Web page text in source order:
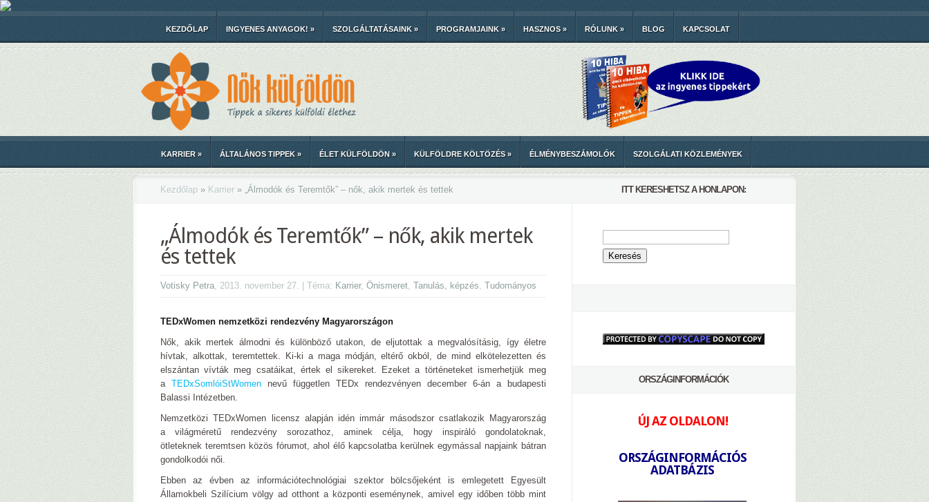
KEZDŐLAP INGYENES ANYAGOK! » SZOLGÁLTATÁSAINK » PROGRAMJAINK » HASZNOS» RÓLUNK » BLOG KAPCSOLAT
KARRIER» ÁLTALÁNOS TIPPEK » ÉLET KÜLFÖLDÖN » KÜLFÖLDRE KÖLTÖZÉS» ÉLMÉNYBESZÁMOLÓK SZOLGÁLATI KÖZLEMÉNYEK
Kezdőlap » Karrier » „Álmodók és Teremtők” – nők, akik mertek és tettek
„Álmodók és Teremtők” – nők, akik mertek
és tettek
Votisky Petra, 2013. november 27. | Téma: Karrier, Önismeret, Tanulás, képzés, Tudományos
TEDxWomen nemzetközi rendezvény Magyarországon
Nők, akik mertek álmodni és különböző utakon, de eljutottak a megvalósításig, így életre
hívtak, alkottak, teremtettek. Ki-ki a maga módján, eltérő okból, de mind elkötelezetten és
elszántan vívták meg csatáikat, értek el sikereket. Ezeket a történeteket ismerhetjük meg
a TEDxSomlóiStWomen nevű független TEDx rendezvényen december 6-án a budapesti
Balassi Intézetben.
Nemzetközi TEDxWomen licensz alapján idén immár másodszor csatlakozik Magyarország
a világméretű rendezvény sorozathoz, aminek célja, hogy inspiráló gondolatoknak,
ötleteknek teremtsen közös fórumot, ahol élő kapcsolatba kerülnek egymással napjaink bátran
gondolkodói női.
Ebben az évben az információtechnológiai szektor bölcsőjeként is emlegetett Egyesült
Államokbeli Szilícium völgy ad otthont a központi eseménynek, amivel egy időben több mint
ITT KERESHETSZ A HONLAPON:
ORSZÁGINFORMÁCIÓK
ÚJ AZ OLDALON!
ORSZÁGINFORMÁCIÓS
ADATBÁZIS